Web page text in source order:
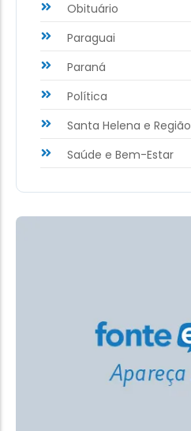
Obituário
Paraguai
Paraná
Política
Santa Helena e Região
Saúde e Bem-Estar